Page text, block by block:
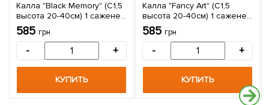
Калла "Black Memory" (С1,5
высота 20-40см) 1 саженец
в упаковке
585 грн
- +
КУПИТЬ
Калла "Fancy Art" (С1,5
высота 20-40см) 1 саженец
в упаковке
585 грн
- +
КУПИТЬ